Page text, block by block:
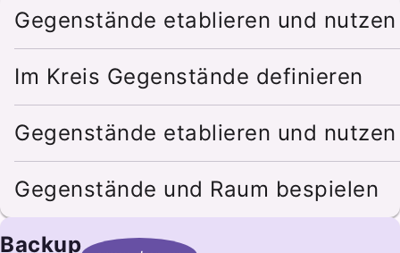
Gegenstände etablieren und nutzen
Im Kreis Gegenstände definieren
Gegenstände etablieren und nutzen
Gegenstände und Raum bespielen
Backup